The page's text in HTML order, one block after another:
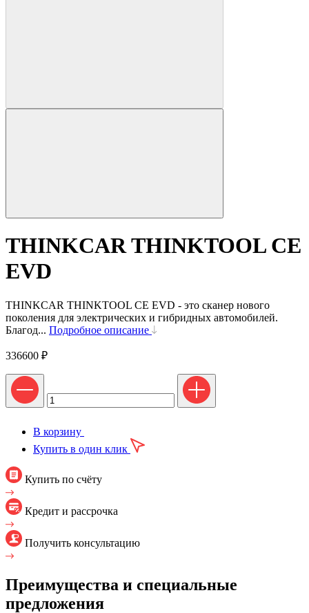
THINKCAR THINKTOOL CE
EVD
THINKCAR THINKTOOL CE EVD - это сканер нового
поколения для электрических и гибридных автомобилей.
Благод... Подробное описание
336600 ₽
В корзину
Купить в один клик
Купить по счёту
Кредит и рассрочка
Получить консультацию
Преимущества и специальные
предложения